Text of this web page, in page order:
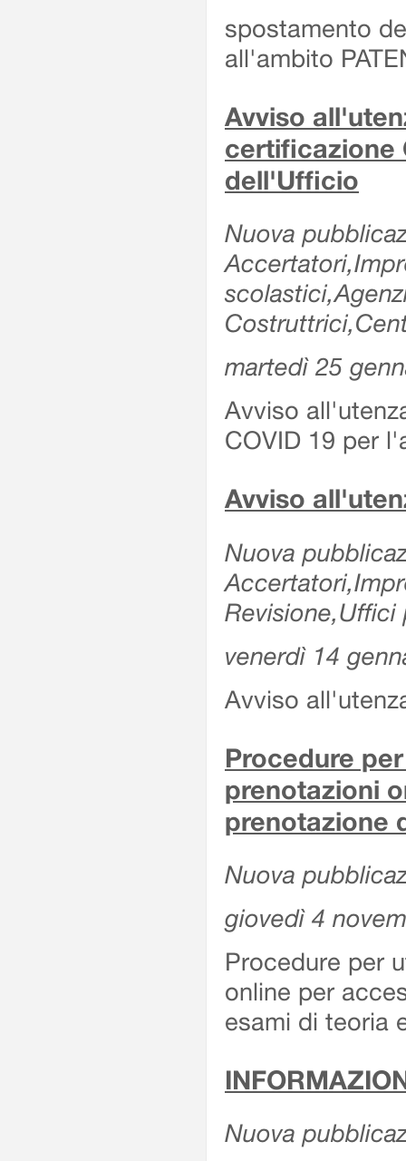
spostamento
all'ambito
Avviso
certificazione
dell'Ufficio
Nuova
martedì 25
Avviso
COVID 19 per
Avviso
Nuova
Revisione,Uffici
venerdì 14
Avviso
Procedure
prenotazioni
prenotazione
Nuova
giovedì 4
Procedure per
online per
esami di teoria
Nuova